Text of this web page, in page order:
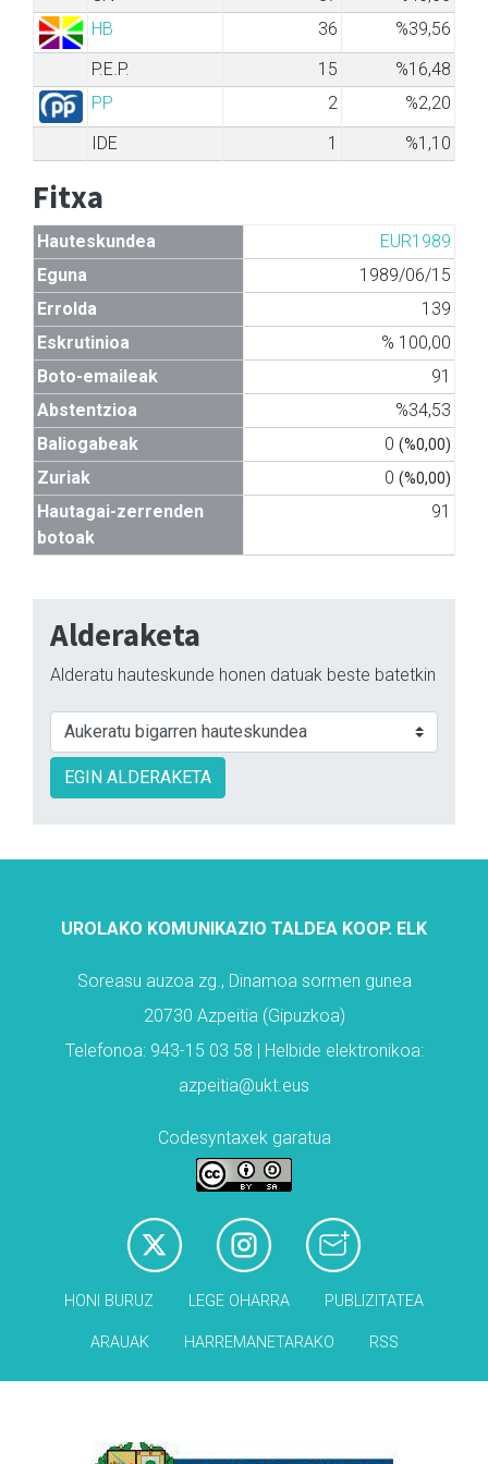
HB
36
%39,56
P.E.P.
15
%16,48
PP
2
%2,20
IDE
1 %1,10
Fitxa
Hauteskundea
EUR1989
Eguna
1989/06/15
Errolda
139
Eskrutinioa
% 100,00
Boto-emaileak
91
Abstentzioa
%34,53
Baliogabeak
0 (%0,00)
Zuriak 0 (%0,00)
Hautagai-zerrenden
botoak
91
Alderaketa
Alderatu hauteskunde honen datuak beste batetkin
EGIN ALDERAKETA
UROLAKO KOMUNIKAZIO TALDEA KOOP. ELK
Soreasu auzoa zg., Dinamoa sormen gunea
20730 Azpeitia (Gipuzkoa)
Telefonoa: 943-15 03 58 | Helbide elektronikoa:
azpeitia@ukt.eus
Codesyntaxek garatua
HONI BURUZ LEGE OHARRA PUBLIZITATEA
ARAUAK HARREMANETARAKO RSS